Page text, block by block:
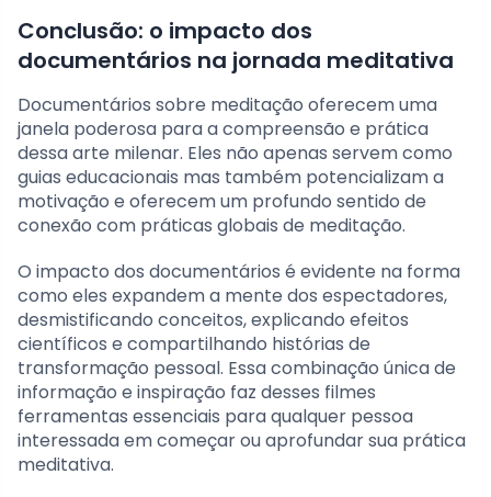
Conclusão: o impacto dos
documentários na jornada meditativa
Documentários sobre meditação oferecem uma
janela poderosa para a compreensão e prática
dessa arte milenar. Eles não apenas servem como
guias educacionais mas também potencializam a
motivação e oferecem um profundo sentido de
conexão com práticas globais de meditação.
O impacto dos documentários é evidente na forma
como eles expandem a mente dos espectadores,
desmistificando conceitos, explicando efeitos
científicos e compartilhando histórias de
transformação pessoal. Essa combinação única de
informação e inspiração faz desses filmes
ferramentas essenciais para qualquer pessoa
interessada em começar ou aprofundar sua prática
meditativa.